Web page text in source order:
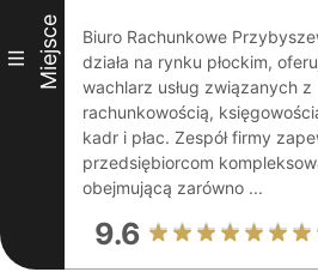
III Miejsce
Biuro Rachunkowe
działa na rynku płockim,
wachlarz usług związanych z
rachunkowością,
kadr i płac. Zespół firmy
przedsiębiorcom
obejmującą zarówno ...
9.6